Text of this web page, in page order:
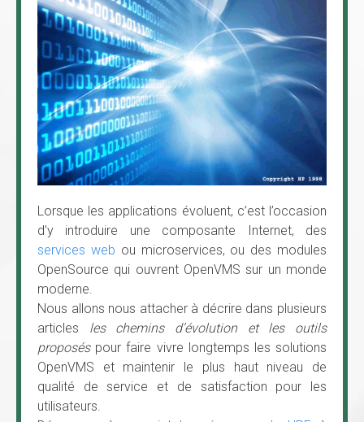
Lorsque les applications évoluent, c’est l’occasion
d’y introduire une composante Internet, des
services web ou microservices, ou des modules
OpenSource qui ouvrent OpenVMS sur un monde
moderne.
Nous allons nous attacher à décrire dans plusieurs
articles les chemins d’évolution et les outils
proposéspour faire vivre longtemps les solutions
OpenVMS et maintenir le plus haut niveau de
qualité de service et de satisfaction pour les
utilisateurs.